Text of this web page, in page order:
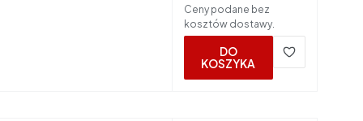
Ceny podane bez
kosztów dostawy.
DO
KOSZYKA